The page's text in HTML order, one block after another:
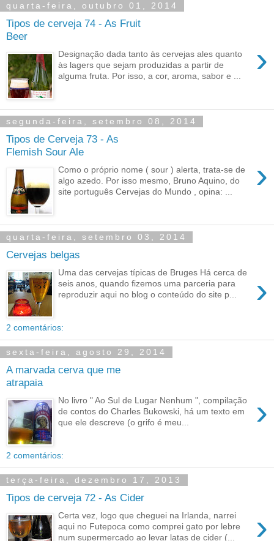
quarta-feira, outubro 01, 2014
Tipos de cerveja 74 - As Fruit
Beer
›
Designação dada tanto às cervejas ales quanto
às lagers que sejam produzidas a partir de
alguma fruta. Por isso, a cor, aroma, sabor e ...
segunda-feira, setembro 08, 2014
Tipos de Cerveja 73 - As
Flemish Sour Ale
›
Como o próprio nome ( sour ) alerta, trata-se de
algo azedo. Por isso mesmo, Bruno Aquino, do
site português Cervejas do Mundo , opina: ...
quarta-feira, setembro 03, 2014
Cervejas belgas
›
Uma das cervejas típicas de Bruges Há cerca de
seis anos, quando fizemos uma parceria para
reproduzir aqui no blog o conteúdo do site p...
2 comentários:
sexta-feira, agosto 29, 2014
A marvada cerva que me
atrapaia
›
No livro " Ao Sul de Lugar Nenhum ", compilação
de contos do Charles Bukowski, há um texto em
que ele descreve (o grifo é meu...
2 comentários:
terça-feira, dezembro 17, 2013
Tipos de cerveja 72 - As Cider
›
Certa vez, logo que cheguei na Irlanda, narrei
aqui no Futepoca como comprei gato por lebre
num supermercado ao levar latas de cider (...